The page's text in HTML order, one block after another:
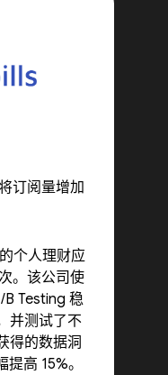
订阅量增加
个人理财应
。该公司使
Testing 稳
并测试了不
得的数据洞
高 15%。